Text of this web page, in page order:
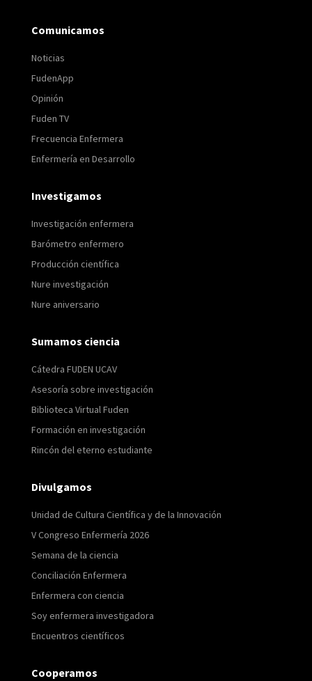
Comunicamos
Noticias
FudenApp
Opinión
Fuden TV
Frecuencia Enfermera
Enfermería en Desarrollo
Investigamos
Investigación enfermera
Barómetro enfermero
Producción científica
Nure investigación
Nure aniversario
Sumamos ciencia
Cátedra FUDEN UCAV
Asesoría sobre investigación
Biblioteca Virtual Fuden
Formación en investigación
Rincón del eterno estudiante
Divulgamos
Unidad de Cultura Científica y de la Innovación
V Congreso Enfermería 2026
Semana de la ciencia
Conciliación Enfermera
Enfermera con ciencia
Soy enfermera investigadora
Encuentros científicos
Cooperamos